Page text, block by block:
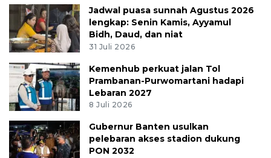
Jadwal puasa sunnah Agustus 2026
lengkap: Senin Kamis, Ayyamul
Bidh, Daud, dan niat
31 Juli 2026
Kemenhub perkuat jalan Tol
Prambanan-Purwomartani hadapi
Lebaran 2027
8 Juli 2026
Gubernur Banten usulkan
pelebaran akses stadion dukung
PON 2032